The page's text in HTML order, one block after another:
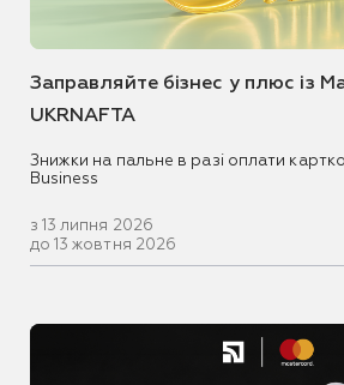
Заправляйте бізнес у плюс із
UKRNAFTA
Знижки на пальне в разі оплати
Business
з 13 липня 2026
до 13 жовтня 2026